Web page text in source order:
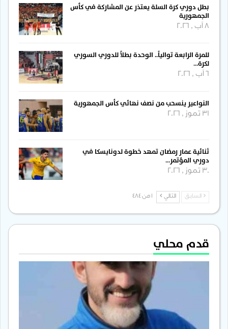
بطل دوري كرة السلة يعتذر عن المشاركة في كأس
الجمهورية
للمرة الرابعة توالياً.. الوحدة بطلاً للدوري السوري
لكرة…
النواعير ينسحب من نصف نهائي كأس الجمهورية
31 تموز , 2026
ثنائية عمار رمضان تمهد خطوة لدونايسكا في
دوري المؤتمر…
30 تموز , 2026
السابق التالي
قدم محلي